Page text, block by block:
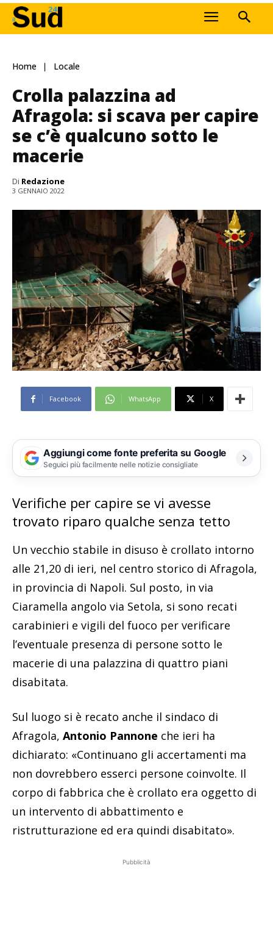
Home Locale
Crolla palazzina ad
Afragola: si scava per capire
se c’è qualcuno sotto le
macerie
Di Redazione
3 GENNAIO 2022
Facebook WhatsApp X
Aggiungi come fonte preferita su Google
Seguici più facilmente nelle notizie consigliate
Verifiche per capire se vi avesse
trovato riparo qualche senza tetto
Un vecchio stabile in disuso è crollato intorno
alle 21,20 di ieri, nel centro storico di Afragola,
in provincia di Napoli. Sul posto, in via
Ciaramella angolo via Setola, si sono recati
carabinieri e vigili del fuoco per verificare
l’eventuale presenza di persone sotto le
macerie di una palazzina di quattro piani
disabitata.
Sul luogo si è recato anche il sindaco di
Afragola, Antonio Pannone che ieri ha
dichiarato: «Continuano gli accertamenti ma
non dovrebbero esserci persone coinvolte. Il
corpo di fabbrica che è crollato era oggetto di
un intervento di abbattimento e
ristrutturazione ed era quindi disabitato».
Pubblicità